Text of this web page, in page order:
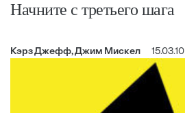
Начните с третьего шага
Кэрз Джефф, Джим Мискел 15.03.10